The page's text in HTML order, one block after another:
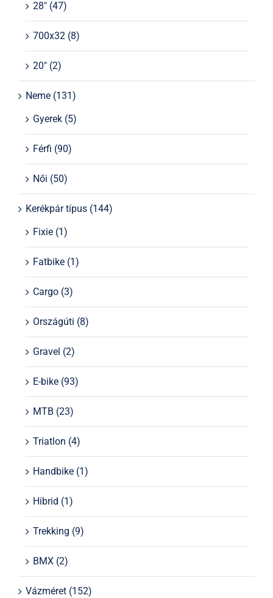
28" (47)
700x32 (8)
20" (2)
Neme (131)
Gyerek (5)
Férfi (90)
Női (50)
Kerékpár típus (144)
Fixie (1)
Fatbike (1)
Cargo (3)
Országúti (8)
Gravel (2)
E-bike (93)
MTB (23)
Triatlon (4)
Handbike (1)
Hibrid (1)
Trekking (9)
BMX (2)
Vázméret (152)